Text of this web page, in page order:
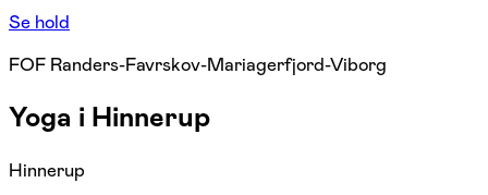
Se hold
FOF Randers-Favrskov-Mariagerfjord-Viborg
Yoga i Hinnerup
Hinnerup